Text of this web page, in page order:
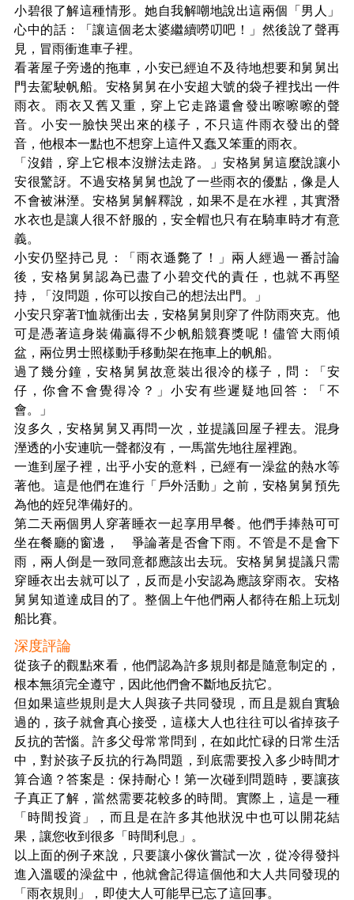
小碧很了解這種情形。她自我解嘲地說出這兩個「男人」
心中的話：「讓這個老太婆繼續嘮叨吧！」然後說了聲再
見，冒雨衝進車子裡。
看著屋子旁邊的拖車，小安已經迫不及待地想要和舅舅出
門去駕駛帆船。安格舅舅在小安超大號的袋子裡找出一件
雨衣。雨衣又舊又重，穿上它走路還會發出嚓嚓嚓的聲
音。小安一臉快哭出來的樣子，不只這件雨衣發出的聲
音，他根本一點也不想穿上這件又蠢又笨重的雨衣。
「沒錯，穿上它根本沒辦法走路。」安格舅舅這麼說讓小
安很驚訝。不過安格舅舅也說了一些雨衣的優點，像是人
不會被淋溼。安格舅舅解釋說，如果不是在水裡，其實潛
水衣也是讓人很不舒服的，安全帽也只有在騎車時才有意
義。
小安仍堅持己見：「雨衣遜斃了！」兩人經過一番討論
後，安格舅舅認為已盡了小碧交代的責任，也就不再堅
持，「沒問題，你可以按自己的想法出門。」
小安只穿著T恤就衝出去，安格舅舅則穿了件防雨夾克。他
可是憑著這身裝備贏得不少帆船競賽獎呢！儘管大雨傾
盆，兩位男士照樣動手移動架在拖車上的帆船。
過了幾分鐘，安格舅舅故意裝出很冷的樣子，問：「安
仔，你會不會覺得冷？」小安有些遲疑地回答：「不
會。」
沒多久，安格舅舅又再問一次，並提議回屋子裡去。混身
溼透的小安連吭一聲都沒有，一馬當先地往屋裡跑。
一進到屋子裡，出乎小安的意料，已經有一澡盆的熱水等
著他。這是他們在進行「戶外活動」之前，安格舅舅預先
為他的姪兒準備好的。
第二天兩個男人穿著睡衣一起享用早餐。他們手捧熱可可
坐在餐廳的窗邊， 爭論著是否會下雨。不管是不是會下
雨，兩人倒是一致同意都應該出去玩。安格舅舅提議只需
穿睡衣出去就可以了，反而是小安認為應該穿雨衣。安格
舅舅知道達成目的了。整個上午他們兩人都待在船上玩划
船比賽。
深度評論
從孩子的觀點來看，他們認為許多規則都是隨意制定的，
根本無須完全遵守，因此他們會不斷地反抗它。
但如果這些規則是大人與孩子共同發現，而且是親自實驗
過的，孩子就會真心接受，這樣大人也往往可以省掉孩子
反抗的苦惱。許多父母常常問到，在如此忙碌的日常生活
中，對於孩子反抗的行為問題，到底需要投入多少時間才
算合適？答案是：保持耐心！第一次碰到問題時，要讓孩
子真正了解，當然需要花較多的時間。實際上，這是一種
「時間投資」，而且是在許多其他狀況中也可以開花結
果，讓您收到很多「時間利息」。
以上面的例子來說，只要讓小傢伙嘗試一次，從冷得發抖
進入溫暖的澡盆中，他就會記得這個他和大人共同發現的
「雨衣規則」，即使大人可能早已忘了這回事。